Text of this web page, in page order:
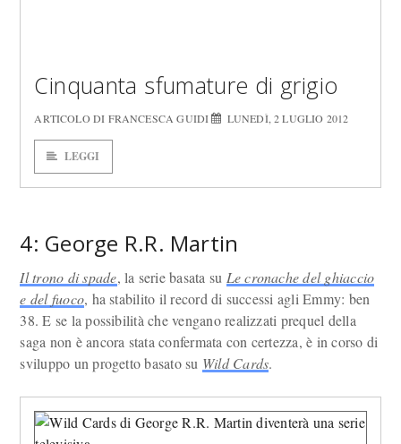
Cinquanta sfumature di grigio
ARTICOLO DI FRANCESCA GUIDI LUNEDÌ, 2 LUGLIO 2012
LEGGI
4: George R.R. Martin
Il trono di spade, la serie basata su Le cronache del ghiaccio
e del fuoco, ha stabilito il record di successi agli Emmy: ben
38. E se la possibilità che vengano realizzati prequel della
saga non è ancora stata confermata con certezza, è in corso di
sviluppo un progetto basato su Wild Cards.